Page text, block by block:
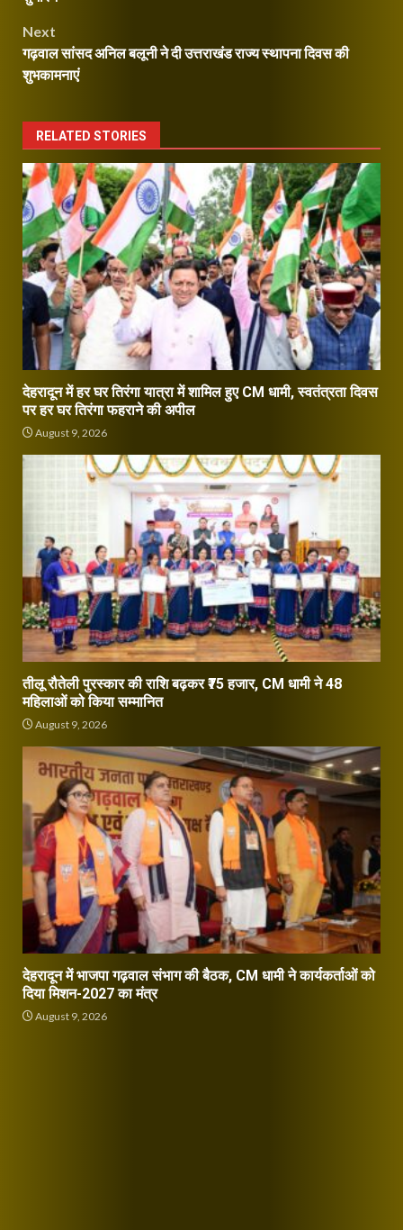
Next
गढ़वाल सांसद अनिल बलूनी ने दी उत्तराखंड राज्य स्थापना दिवस की
शुभकामनाएं
RELATED STORIES
देहरादून में हर घर तिरंगा यात्रा में शामिल हुए CM धामी, स्वतंत्रता दिवस
पर हर घर तिरंगा फहराने की अपील
August 9, 2026
तीलू रौतेली पुरस्कार की राशि बढ़कर ₹75 हजार, CM धामी ने 48
महिलाओं को किया सम्मानित
August 9, 2026
देहरादून में भाजपा गढ़वाल संभाग की बैठक, CM धामी ने कार्यकर्ताओं को
दिया मिशन-2027 का मंत्र
August 9, 2026